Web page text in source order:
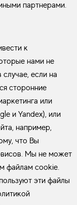
партнерами.
к
нами не
если на
сторонние
или
и Yandex), или
например,
что Вы
Мы не может
файлам cookie.
эти файлы